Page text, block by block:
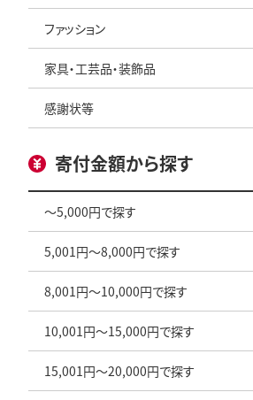
ファッション
家具・工芸品・装飾品
感謝状等
寄付金額から探す
～5,000円で探す
5,001円～8,000円で探す
8,001円～10,000円で探す
10,001円～15,000円で探す
15,001円～20,000円で探す